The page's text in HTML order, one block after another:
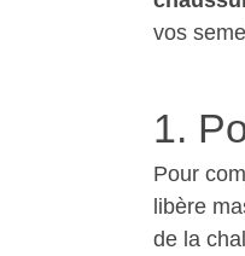
vos
1.
Pour
libère
de la